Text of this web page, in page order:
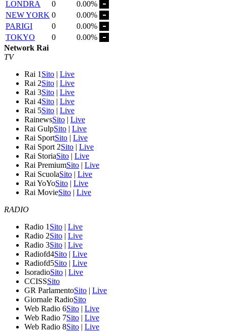
LONDRA
0
0.00%
NEW YORK 0
0.00%
PARIGI
0
0.00%
TOKYO
0
0.00%
Network Rai
TV
Rai 1 Sito | Live
Rai 2Sito | Live
Rai 3Sito | Live
Rai 4Sito | Live
Rai 5Sito | Live
RainewsSito | Live
Rai GulpSito | Live
Rai SportSito | Live
Rai Sport 2Sito | Live
Rai StoriaSito | Live
Rai PremiumSito | Live
Rai ScuolaSito | Live
Rai YoYoSito | Live
Rai MovieSito | Live
RADIO
Radio 1 Sito | Live
Radio 2Sito | Live
Radio 3Sito | Live
Radiofd4Sito | Live
Radiofd5Sito | Live
IsoradioSito | Live
CCISSSito
GR ParlamentoSito | Live
Giornale RadioSito
Web Radio 6Sito | Live
Web Radio 7Sito | Live
Web Radio 8Sito | Live